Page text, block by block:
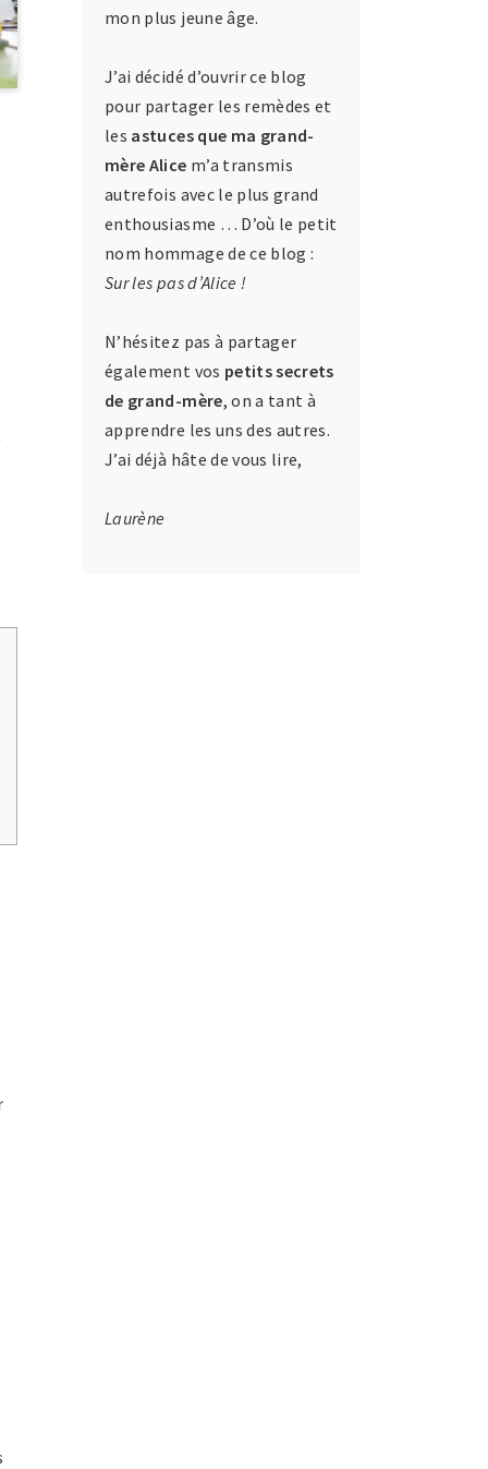
mon plus jeune âge.
J’ai décidé d’ouvrir ce blog
pour partager les remèdes et
les astuces que ma grand-
mère Alice m’a transmis
autrefois avec le plus grand
enthousiasme … D’où le petit
nom hommage de ce blog :
Sur les pas d’Alice !
N’hésitez pas à partager
également vos petits secrets
de grand-mère, on a tant à
apprendre les uns des autres.
J’ai déjà hâte de vous lire,
Laurène